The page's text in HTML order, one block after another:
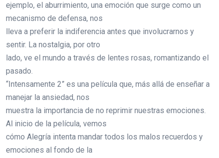
ejemplo, el aburrimiento, una emoción que surge como un
mecanismo de defensa, nos
lleva a preferir la indiferencia antes que involucrarnos y
sentir. La nostalgia, por otro
lado, ve el mundo a través de lentes rosas, romantizando el
pasado.
“Intensamente 2” es una película que, más allá de enseñar a
manejar la ansiedad, nos
muestra la importancia de no reprimir nuestras emociones.
Al inicio de la película, vemos
cómo Alegría intenta mandar todos los malos recuerdos y
emociones al fondo de la